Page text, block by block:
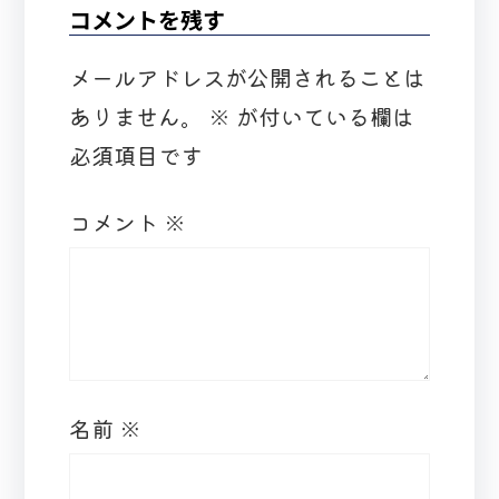
コメントを残す
メールアドレスが公開されることは
ありません。
※ が付いている欄は
必須項目です
コメント ※
名前 ※